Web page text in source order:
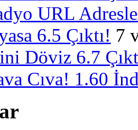
URL
6.5 Çıktı! 7
Döviz 6.7
Cıva! 1.60